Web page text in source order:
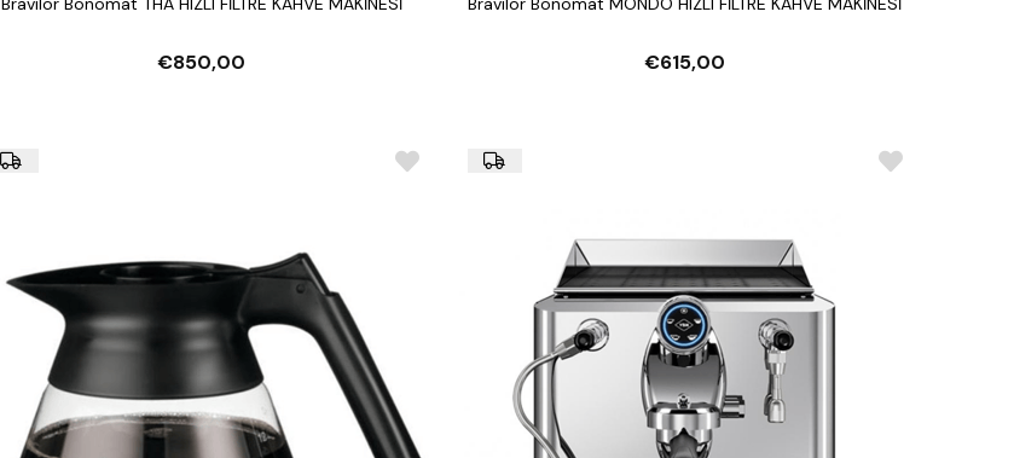
€850,00 €615,00